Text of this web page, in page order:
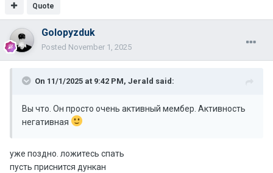
Quote
Golopyzduk
Posted November 1, 2025
On 11/1/2025 at 9:42 PM, Jerald said:
Вы что. Он просто очень активный мембер. Активность
негативная
уже поздно. ложитесь спать
пусть приснится дункан